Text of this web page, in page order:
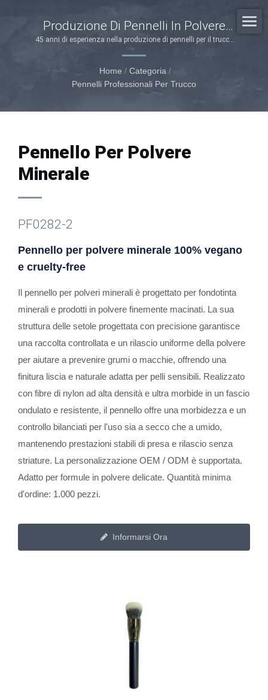
Produzione Di Pennelli In Polvere
Minerale Professionali Da Soho
45 anni di esperienza nella produzione di pennelli per il trucco
di precisione al servizio dei marchi di bellezza globali con
cruelty-free.
Home / Categoria /
Pennelli Professionali Per Trucco
Pennello Per Polvere
Minerale
PF0282-2
Pennello per polvere minerale 100% vegano
e cruelty-free
Il pennello per polveri minerali è progettato per fondotinta
minerali e prodotti in polvere finemente macinati. La sua
struttura delle setole progettata con precisione garantisce
una raccolta controllata e un rilascio uniforme della polvere
per aiutare a prevenire grumi o macchie, offrendo una
finitura liscia e naturale adatta per pelli sensibili. Realizzato
con fibre di nylon ad alta densità e ultra morbide in un fascio
ondulato e resistente, il pennello offre una morbidezza e un
controllo bilanciati per l'uso sia a secco che a umido,
mantenendo prestazioni stabili di presa e rilascio senza
striature. La personalizzazione OEM / ODM è supportata.
Adatto per formule in polvere delicate. Quantità minima
d'ordine: 1.000 pezzi.
Informarsi Ora